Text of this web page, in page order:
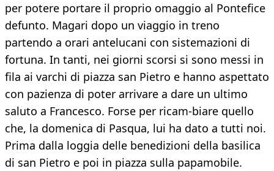
per potere portare il proprio omaggio al Pontefice
defunto. Magari dopo un viaggio in treno
partendo a orari antelucani con sistemazioni di
fortuna. In tanti, nei giorni scorsi si sono messi in
fila ai varchi di piazza san Pietro e hanno aspettato
con pazienza di poter arrivare a dare un ultimo
saluto a Francesco. Forse per ricam-biare quello
che, la domenica di Pasqua, lui ha dato a tutti noi.
Prima dalla loggia delle benedizioni della basilica
di san Pietro e poi in piazza sulla papamobile.